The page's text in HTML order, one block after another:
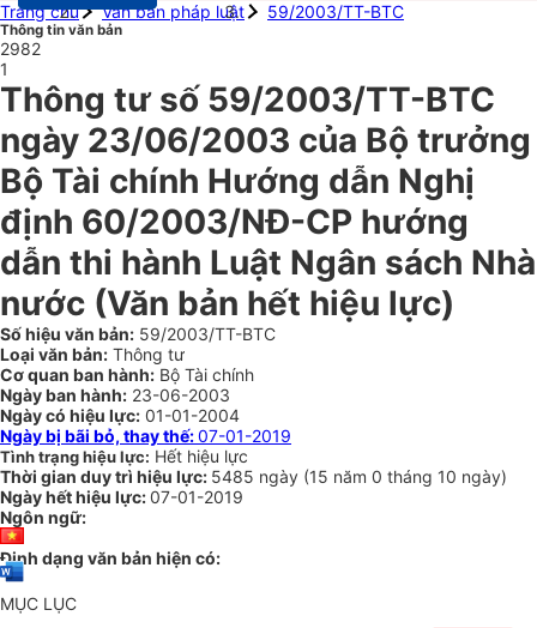
Trang chủ
Văn bản pháp luật 59/2003/TT-BTC
Thông tin văn bản
2982
1
Thông tư số 59/2003/TT-BTC
ngày 23/06/2003 của Bộ trưởng
Bộ Tài chính Hướng dẫn Nghị
định 60/2003/NĐ-CP hướng
dẫn thi hành Luật Ngân sách Nhà
nước (Văn bản hết hiệu lực)
Số hiệu văn bản: 59/2003/TT-BTC
Loại văn bản: Thông tư
Cơ quan ban hành: Bộ Tài chính
Ngày ban hành: 23-06-2003
Ngày có hiệu lực: 01-01-2004
Ngày bị bãi bỏ, thay thế:07-01-2019
Tình trạng hiệu lực: Hết hiệu lực
Thời gian duy trì hiệu lực: 5485 ngày (15 năm 0 tháng 10 ngày)
Ngày hết hiệu lực:07-01-2019
Ngôn ngữ:
Định dạng văn bản hiện có:
MỤC LỤC